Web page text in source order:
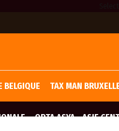
BELGIQUE TAX MAN
ORTA ASYA - ASIE